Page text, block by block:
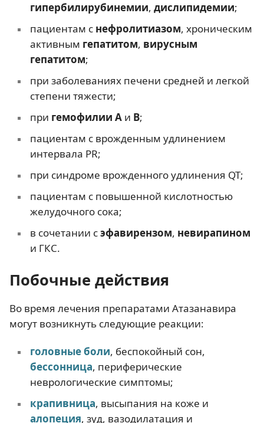
гипербилирубинемии, дислипидемии;
пациентам с нефролитиазом, хроническим
активным гепатитом, вирусным
гепатитом;
при заболеваниях печени средней и легкой
степени тяжести;
при гемофилии Аи В;
пациентам с врожденным удлинением
интервала PR;
при синдроме врожденного удлинения QT;
пациентам с повышенной кислотностью
желудочного сока;
в сочетании сэфавирензом, невирапином
и ГКС.
Побочные действия
Во время лечения препаратами Атазанавира
могут возникнуть следующие реакции:
головные боли, беспокойный сон,
бессонница, периферические
неврологические симптомы;
крапивница, высыпания на коже и
алопеция, зуд, вазодилатация и